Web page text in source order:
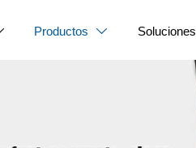
Productos  Soluciones